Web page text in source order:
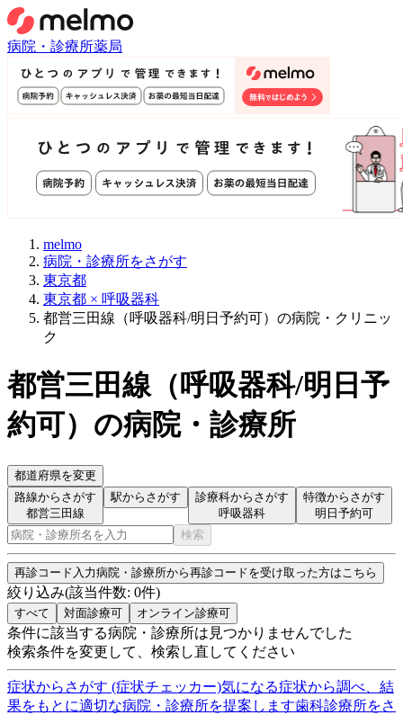
病院・診療所薬局
melmo
病院・診療所をさがす
東京都
東京都 × 呼吸器科
都営三田線（呼吸器科/明日予約可）の病院・クリニッ
ク
都営三田線（呼吸器科/明日予
約可） の病院・診療所
都道府県を変更
路線からさがす
都営三田線
駅からさがす
診療科からさがす
呼吸器科
特徴からさがす
明日予約可
検索
再診コード入力病院・診療所から再診コードを受け取った方はこちら
絞り込み(該当件数: 0件)
すべて 対面診療可 オンライン診療可
条件に該当する病院・診療所は見つかりませんでした
検索条件を変更して、検索し直してください
症状からさがす (症状チェッカー)気になる症状から調べ、結
果をもとに適切な病院・診療所を提案します歯科診療所をさ